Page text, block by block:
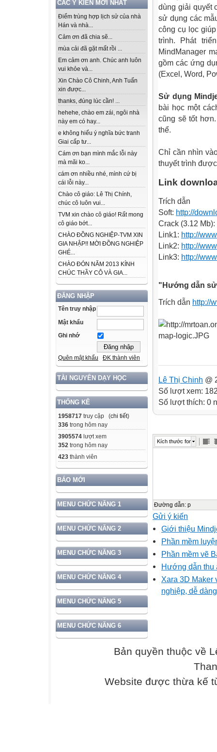
CÁC Ý KIẾN MỚI NHẤT
Điểm trùng hợp lịch sử của nhà
Hán và nhà...
Cảm ơn đã chia sẽ...
mùa cải đã gặt mất rồi ...
Em cảm ơn anh. Chúc anh luôn
vui khỏe và...
Xin Chào Cô Chinh, Anh Tuấn
xin được...
thanks, đúng lúc cần! ...
hehehe, chào em zái, ngôi nhà
này em có hay...
e không hiểu ý nghĩa bức tranh
Giai cấp tư...
Cám ơn bạn mình mắc lỗi này
mà mãi ko...
cám ơn nhiều nhé, mình cứ bị
cái lỗi này...
Chào cô giáo: Lê Thị Chính,
chúc cô luôn vui...
TVM xin chào cô giáo! Rất mong
cô giáo bớt...
CHÀO ĐỒNG NGHIỆP-TVM XIN
GIA NHẬP!! MỜI ĐỒNG NGHIỆP
GHÉ...
CHÀO ĐÓN NĂM 2013 KÍNH
CHÚC THẦY CÔ VÀ GIA...
ĐĂNG NHẬP
Tên truy nhập
Mật khẩu
Ghi nhớ
Quên mật khẩu ĐK thành viên
TÀI NGUYÊN DẠY HỌC
THỐNG KÊ
1958717 truy cập (chi tiết)
336 trong hôm nay
3905574 lượt xem
352 trong hôm nay
423 thành viên
BÁO MỚI
MENU CHỨC NĂNG 1
MENU CHỨC NĂNG 2
MENU CHỨC NĂNG 3
MENU CHỨC NĂNG 4
MENU CHỨC NĂNG 5
MENU CHỨC NĂNG 6
dùng giải quyết
sử dụng các
công cụ lọc
trình. Phát
MindManager
gồm các ứng
(Excel, Word,
Sử dụng
bài học một
cũng sẽ tốt
thể.
Chỉ cần nhìn
thuyết trình
Link
Trích dẫn
Soft: http://
Crack (3.12
Link1: http://
Link2: http://
Link3: http://
"Hướng dẫn sử
Trích dẫn http://
Lê Thị Chinh @
Số lượt xem:
Số lượt thích: 0
Kích thước font
Đường dẫn: p
Gửi ý kiến
Giới thiệu
Phần mềm
Phần mềm vẽ
Hướng dẫn thu
Xara 3D Maker
nghiệp, dễ
Bản quyền thuộc về
Website được thừa kế